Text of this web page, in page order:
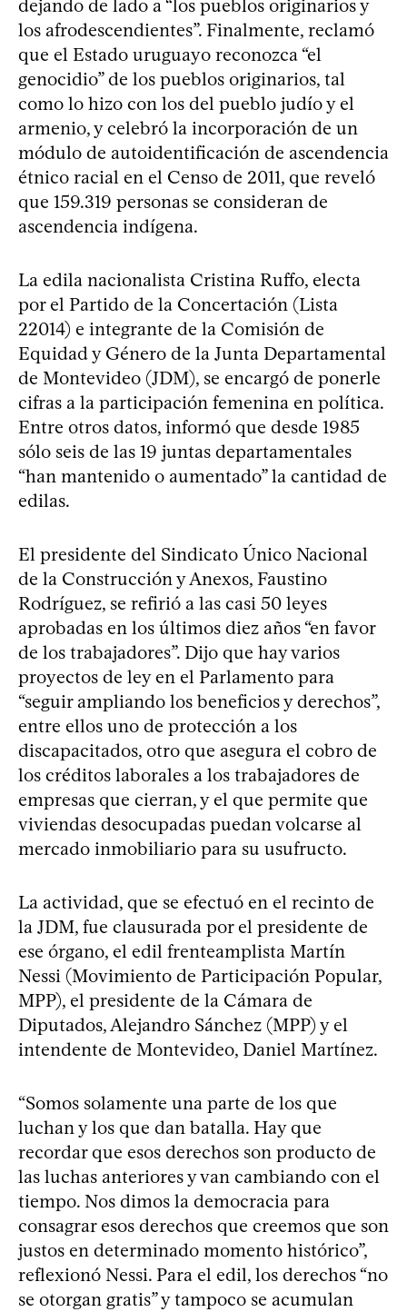
dejando de lado a “los pueblos originarios y
los afrodescendientes”. Finalmente, reclamó
que el Estado uruguayo reconozca “el
genocidio” de los pueblos originarios, tal
como lo hizo con los del pueblo judío y el
armenio, y celebró la incorporación de un
módulo de autoidentificación de ascendencia
étnico racial en el Censo de 2011, que reveló
que 159.319 personas se consideran de
ascendencia indígena.
La edila nacionalista Cristina Ruffo, electa
por el Partido de la Concertación (Lista
22014) e integrante de la Comisión de
Equidad y Género de la Junta Departamental
de Montevideo (JDM), se encargó de ponerle
cifras a la participación femenina en política.
Entre otros datos, informó que desde 1985
sólo seis de las 19 juntas departamentales
“han mantenido o aumentado” la cantidad de
edilas.
El presidente del Sindicato Único Nacional
de la Construcción y Anexos, Faustino
Rodríguez, se refirió a las casi 50 leyes
aprobadas en los últimos diez años “en favor
de los trabajadores”. Dijo que hay varios
proyectos de ley en el Parlamento para
“seguir ampliando los beneficios y derechos”,
entre ellos uno de protección a los
discapacitados, otro que asegura el cobro de
los créditos laborales a los trabajadores de
empresas que cierran, y el que permite que
viviendas desocupadas puedan volcarse al
mercado inmobiliario para su usufructo.
La actividad, que se efectuó en el recinto de
la JDM, fue clausurada por el presidente de
ese órgano, el edil frenteamplista Martín
Nessi (Movimiento de Participación Popular,
MPP), el presidente de la Cámara de
Diputados, Alejandro Sánchez (MPP) y el
intendente de Montevideo, Daniel Martínez.
“Somos solamente una parte de los que
luchan y los que dan batalla. Hay que
recordar que esos derechos son producto de
las luchas anteriores y van cambiando con el
tiempo. Nos dimos la democracia para
consagrar esos derechos que creemos que son
justos en determinado momento histórico”,
reflexionó Nessi. Para el edil, los derechos “no
se otorgan gratis” y tampoco se acumulan